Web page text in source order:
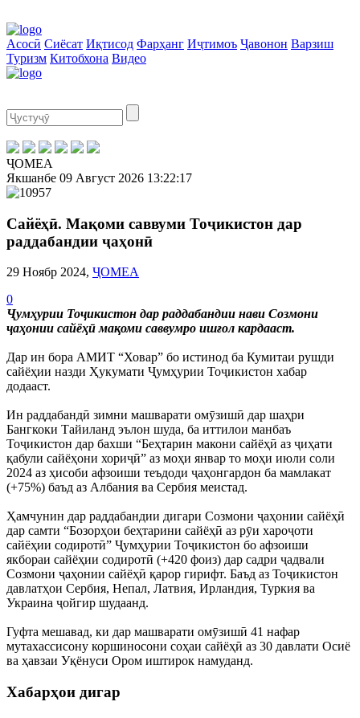
Асосӣ Сиёсат Иқтисод Фарҳанг Иҷтимоъ Ҷавонон Варзиш
Туризм Китобхона Видео
ҶОМЕА
Якшанбе 09 Август 2026 13:22:17
Сайёҳӣ. Мақоми саввуми Тоҷикистон дар
раддабандии ҷаҳонӣ
29 Ноябр 2024, ҶОМЕА
0
Ҷумҳурии Тоҷикистон дар раддабандии нави Созмони
ҷаҳонии сайёҳӣ мақоми саввумро ишғол кардааст.
Дар ин бора АМИТ “Ховар” бо истинод ба Кумитаи рушди
сайёҳии назди Ҳукумати Ҷумҳурии Тоҷикистон хабар
додааст.
Ин раддабандӣ зимни машварати омӯзишӣ дар шаҳри
Бангкоки Тайиланд эълон шуда, ба иттилои манбаъ
Тоҷикистон дар бахши “Беҳтарин макони сайёҳӣ аз ҷиҳати
қабули сайёҳони хориҷӣ” аз моҳи январ то моҳи июли соли
2024 аз ҳисоби афзоиши теъдоди ҷаҳонгардон ба мамлакат
(+75%) баъд аз Албания ва Сербия меистад.
Ҳамчунин дар раддабандии дигари Созмони ҷаҳонии сайёҳӣ
дар самти “Бозорҳои беҳтарини сайёҳӣ аз рӯи хароҷоти
сайёҳии содиротӣ” Ҷумҳурии Тоҷикистон бо афзоиши
якбораи сайёҳии содиротӣ (+420 фоиз) дар садри ҷадвали
Созмони ҷаҳонии сайёҳӣ қарор гирифт. Баъд аз Тоҷикистон
давлатҳои Сербия, Непал, Латвия, Ирландия, Туркия ва
Украина ҷойгир шудаанд.
Гуфта мешавад, ки дар машварати омӯзишӣ 41 нафар
мутахассисону коршиносони соҳаи сайёҳӣ аз 30 давлати Осиё
ва ҳавзаи Уқёнуси Ором иштирок намуданд.
Хабарҳои дигар